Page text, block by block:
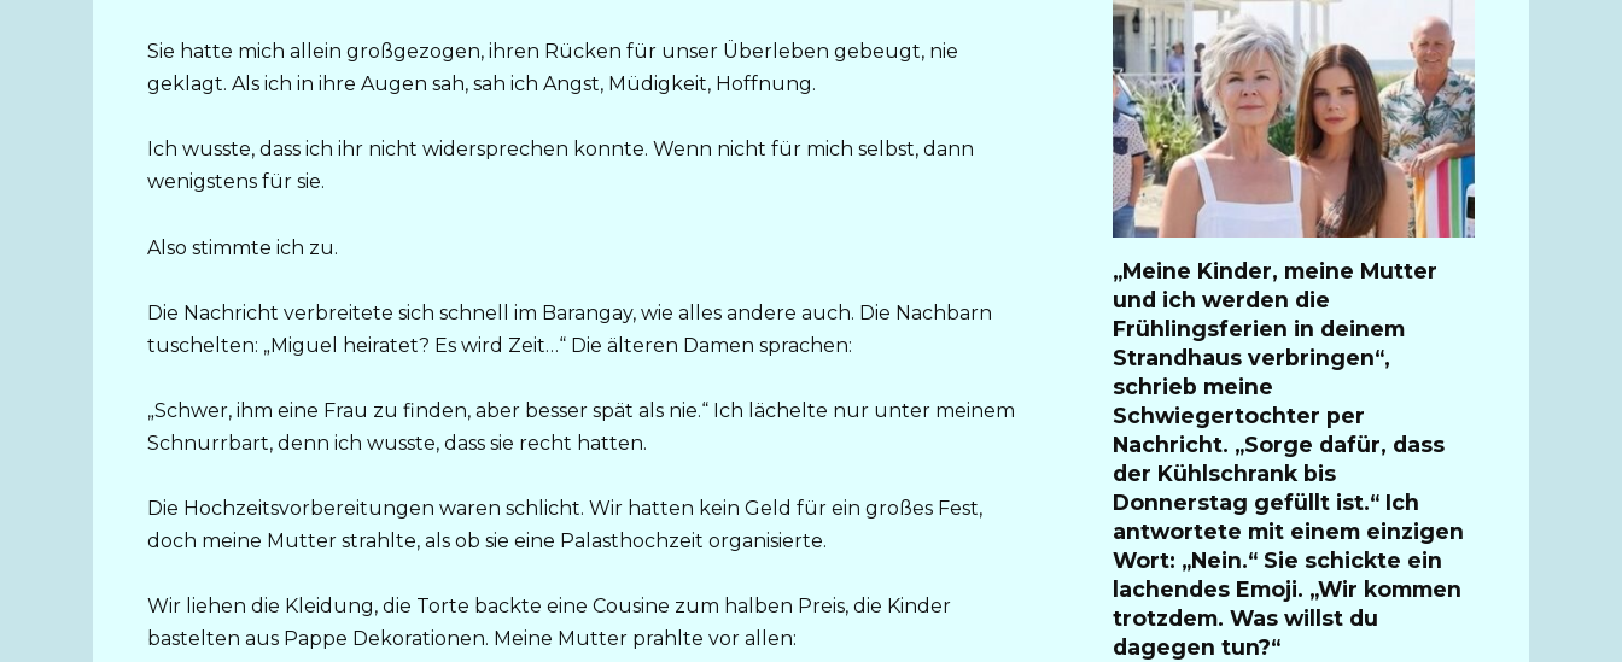
Sie hatte mich allein großgezogen, ihren Rücken für unser Überleben gebeugt, nie
geklagt. Als ich in ihre Augen sah, sah ich Angst, Müdigkeit, Hoffnung.
Ich wusste, dass ich ihr nicht widersprechen konnte. Wenn nicht für mich selbst, dann
wenigstens für sie.
Also stimmte ich zu.
Die Nachricht verbreitete sich schnell im Barangay, wie alles andere auch. Die Nachbarn
tuschelten: „Miguel heiratet? Es wird Zeit…“ Die älteren Damen sprachen:
„Schwer, ihm eine Frau zu finden, aber besser spät als nie.“ Ich lächelte nur unter meinem
Schnurrbart, denn ich wusste, dass sie recht hatten.
Die Hochzeitsvorbereitungen waren schlicht. Wir hatten kein Geld für ein großes Fest,
doch meine Mutter strahlte, als ob sie eine Palasthochzeit organisierte.
Wir liehen die Kleidung, die Torte backte eine Cousine zum halben Preis, die Kinder
bastelten aus Pappe Dekorationen. Meine Mutter prahlte vor allen:
„Meine Kinder, meine Mutter
und ich werden die
Frühlingsferien in deinem
Strandhaus verbringen“,
schrieb meine
Schwiegertochter per
Nachricht. „Sorge dafür, dass
der Kühlschrank bis
Donnerstag gefüllt ist.“ Ich
antwortete mit einem einzigen
Wort: „Nein.“ Sie schickte ein
lachendes Emoji. „Wir kommen
trotzdem. Was willst du
dagegen tun?“